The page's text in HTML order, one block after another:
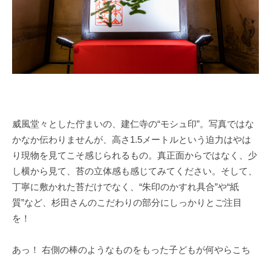
威風堂々とした佇まいの、建仁寺の“モシュ印”。写真ではな
かなか伝わりませんが、高さ1.5メートルという迫力はやは
り現物を見てこそ感じられるもの。真正面からではなく、少
し横から見て、苔の立体感も感じてみてください。そして、
丁寧に敷かれた苔だけでなく、“朱印のかすれ具合”や“紙
質”など、杉田さんのこだわりの部分にしっかりとご注目
を！
あっ！ 右側の棒のようなものをもった子どもが何やらこち